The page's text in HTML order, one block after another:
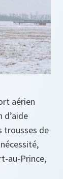
aérien
d’aide
trousses de
au-Prince,